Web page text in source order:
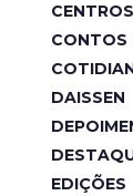
CONTOS
DAISSEN
EDIÇÕES